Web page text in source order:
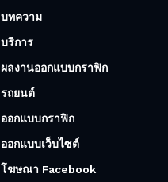
บทความ
บริการ
ผลงานออกแบบกราฟิก
รถยนต์
ออกแบบกราฟิก
ออกแบบเว็บไซต์
โฆษณา Facebook